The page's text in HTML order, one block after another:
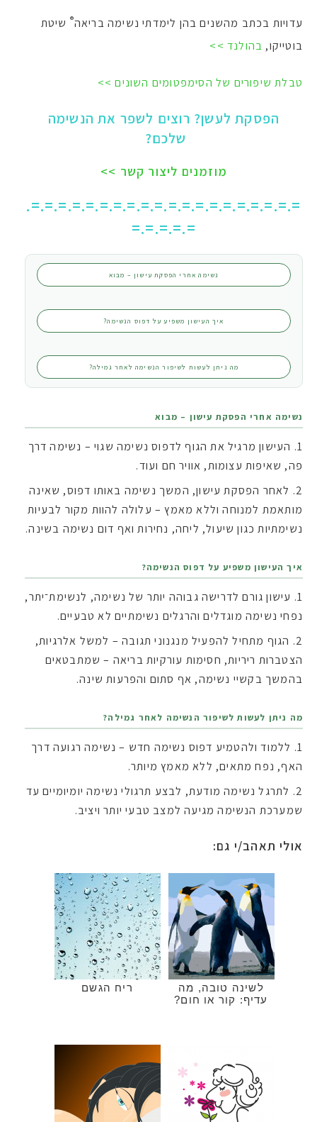
עדויות בכתב מהשנים בהן לימדתי נשימה בריאה® שיטת
בוטייקו, בהולנד >>
טבלת שיפורים של הסימפטומים השונים >>
הפסקת לעשן? רוצים לשפר את הנשימה
שלכם?
מוזמנים ליצור קשר >>
=.=.=.=.=.=.=.=.=.=.=.=.=.=.=.=.=.=.=.=
.
=.=.=.=.=
נשימה אחרי הפסקת עישון – מבוא
איך העישון משפיע על דפוס הנשימה?
מה ניתן לעשות לשיפור הנשימה לאחר גמילה?
נשימה אחרי הפסקת עישון – מבוא
העישון מרגיל את הגוף לדפוס נשימה שגוי – נשימה דרך
פה, שאיפות עצומות, אוויר חם ועוד.
לאחר הפסקת עישון, המשך נשימה באותו דפוס, שאינה
מותאמת למנוחה וללא מאמץ – עלולה להוות מקור לבעיות
נשימתיות כגון שיעול, ליחה, נחירות ואף דום נשימה בשינה.
איך העישון משפיע על דפוס הנשימה?
עישון גורם לדרישה גבוהה יותר של נשימה, לנשימת־יתר,
נפחי נשימה מוגדלים והרגלים נשימתיים לא טבעיים.
הגוף מתחיל להפעיל מנגנוני תגובה – למשל אלרגיות,
הצטברות ריריות, חסימות עורקיות בריאה – שמתבטאים
בהמשך בקשיי נשימה, אף סתום והפרעות שינה.
מה ניתן לעשות לשיפור הנשימה לאחר גמילה?
ללמוד ולהטמיע דפוס נשימה חדש – נשימה רגועה דרך
האף, נפח מתאים, ללא מאמץ מיותר.
לתרגל נשימה מודעת, לבצע תרגולי נשימה יומיומיים עד
שמערכת הנשימה מגיעה למצב טבעי יותר ויציב.
אולי תאהב/י גם:
לשינה טובה, מה
עדיף: קור או חום?
ריח הגשם